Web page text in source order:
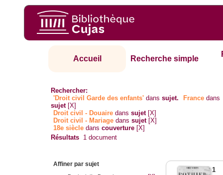
Accueil Recherche simple
Rechercher:
'Droit civil Garde des enfants' danssujet. France dans
sujet [X]
Droit civil - Douaire danssujet [X]
Droit civil - Mariage danssujet [X]
18e siècle danscouverture [X]
Résultats 1 document
Affiner par sujet
1